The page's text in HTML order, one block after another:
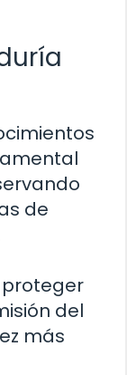
de
del
más